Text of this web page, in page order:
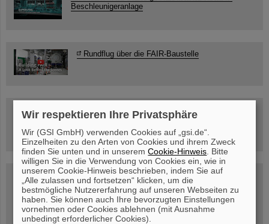
Beschleunigeranlage
Rundflug über die FAIR-Baustelle
Besichtigung von GSI/FAIR –
jetzt Termin buchen!
Blog Beam On
Menschen...hinter GSI und FAIR.
Wir respektieren Ihre Privatsphäre
Wir (GSI GmbH) verwenden Cookies auf „gsi.de“.
Einzelheiten zu den Arten von Cookies und ihrem Zweck
finden Sie unten und in unseremCookie-Hinweis . Bitte
willigen Sie in die Verwendung von Cookies ein, wie in
unserem Cookie-Hinweis beschrieben, indem Sie auf
„Alle zulassen und fortsetzen“ klicken, um die
bestmögliche Nutzererfahrung auf unseren Webseiten zu
haben. Sie können auch Ihre bevorzugten Einstellungen
vornehmen oder Cookies ablehnen (mit Ausnahme
unbedingt erforderlicher Cookies).